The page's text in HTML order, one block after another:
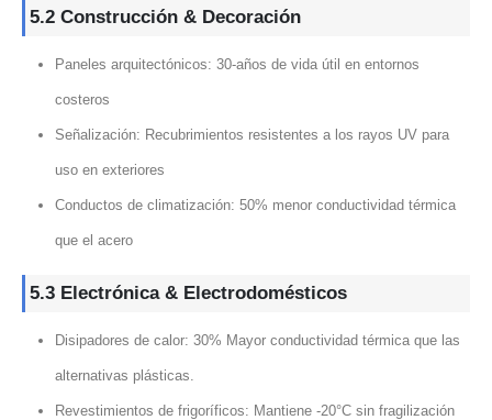
5.2 Construcción & Decoración
Paneles arquitectónicos: 30-años de vida útil en entornos
costeros
Señalización: Recubrimientos resistentes a los rayos UV para
uso en exteriores
Conductos de climatización: 50% menor conductividad térmica
que el acero
5.3 Electrónica & Electrodomésticos
Disipadores de calor: 30% Mayor conductividad térmica que las
alternativas plásticas.
Revestimientos de frigoríficos: Mantiene -20°C sin fragilización